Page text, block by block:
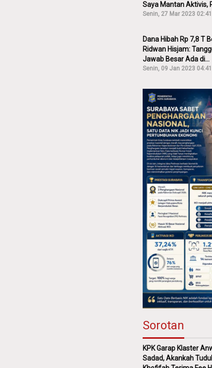
Saya Mantan Aktivis,
Sekali Kalau Ada yang
Senin, 27 Mar 2023
Dana Hibah Rp 7,8 T
Ridwan Hisjam:
Jawab Besar Ada di
Pemprov, Bukan
Senin, 09 Jan 2023
Sorotan
KPK Garap Klaster
Sadad, Akankah